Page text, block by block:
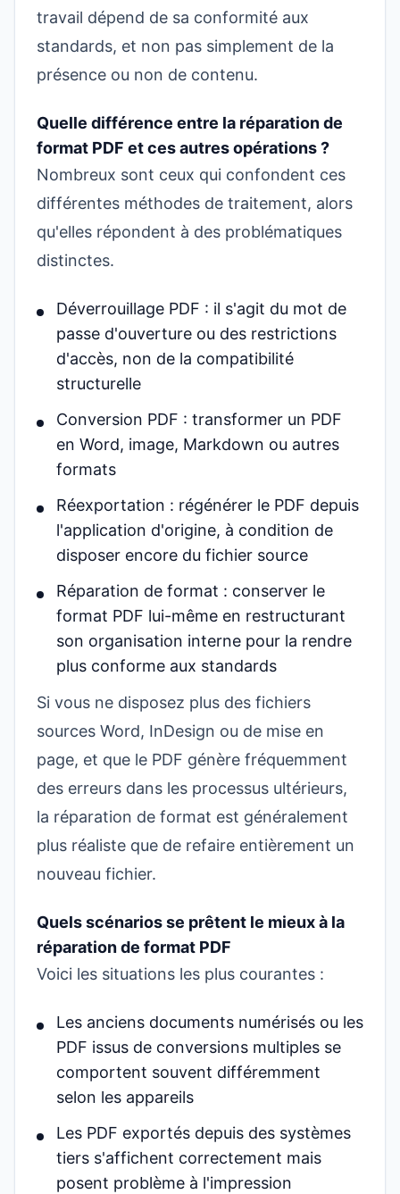
travail dépend de sa conformité aux
standards, et non pas simplement de la
présence ou non de contenu.
Quelle différence entre la réparation de
format PDF et ces autres opérations ?
Nombreux sont ceux qui confondent ces
différentes méthodes de traitement, alors
qu'elles répondent à des problématiques
distinctes.
Déverrouillage PDF : il s'agit du mot de
passe d'ouverture ou des restrictions
d'accès, non de la compatibilité
structurelle
Conversion PDF : transformer un PDF
en Word, image, Markdown ou autres
formats
Réexportation : régénérer le PDF depuis
l'application d'origine, à condition de
disposer encore du fichier source
Réparation de format : conserver le
format PDF lui-même en restructurant
son organisation interne pour la rendre
plus conforme aux standards
Si vous ne disposez plus des fichiers
sources Word, InDesign ou de mise en
page, et que le PDF génère fréquemment
des erreurs dans les processus ultérieurs,
la réparation de format est généralement
plus réaliste que de refaire entièrement un
nouveau fichier.
Quels scénarios se prêtent le mieux à la
réparation de format PDF
Voici les situations les plus courantes :
Les anciens documents numérisés ou les
PDF issus de conversions multiples se
comportent souvent différemment
selon les appareils
Les PDF exportés depuis des systèmes
tiers s'affichent correctement mais
posent problème à l'impression